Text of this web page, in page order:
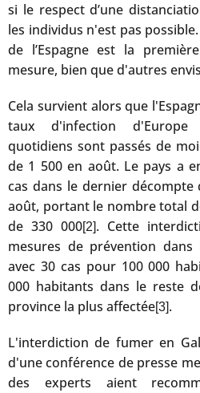
si le respect d’une
les individus n'est pas
de l’Espagne est la
mesure, bien que d'autres
Cela survient alors que
taux d'infection d'Europe
quotidiens sont passés de
de 1 500 en août. Le pays a
cas dans le dernier
août, portant le nombre total
de 330 000[2]. Cette
mesures de prévention
avec 30 cas pour 100 000
000 habitants dans le reste
province la plus affectée[3].
L'interdiction de fumer en
d'une conférence de presse
des experts aient